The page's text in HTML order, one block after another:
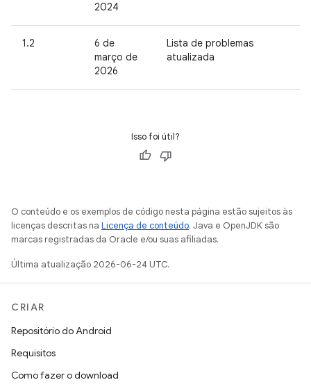
2024
1.2
6 de
março de
2026
Lista de problemas
atualizada
Isso foi útil?
O conteúdo e os exemplos de código nesta página estão sujeitos às
licenças descritas na Licença de conteúdo. Java e OpenJDK são
marcas registradas da Oracle e/ou suas afiliadas.
Última atualização 2026-06-24 UTC.
CRIAR
Repositório do Android
Requisitos
Como fazer o download